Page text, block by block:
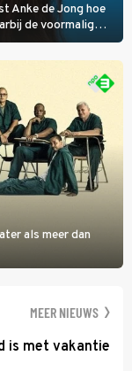
Anke de Jong hoe
de voormalig
het samen met
en Marc-Marie
als meer dan
MEER NIEUWS
is met vakantie